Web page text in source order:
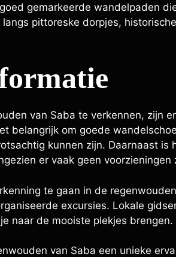
gemarkeerde wandelpaden
pittoreske dorpjes,
van Saba te verkennen, zijn
belangrijk om goede
kunnen zijn. Daarnaast is
er vaak geen
te gaan in de
excursies. Lokale
naar de mooiste plekjes brengen.
van Saba een unieke